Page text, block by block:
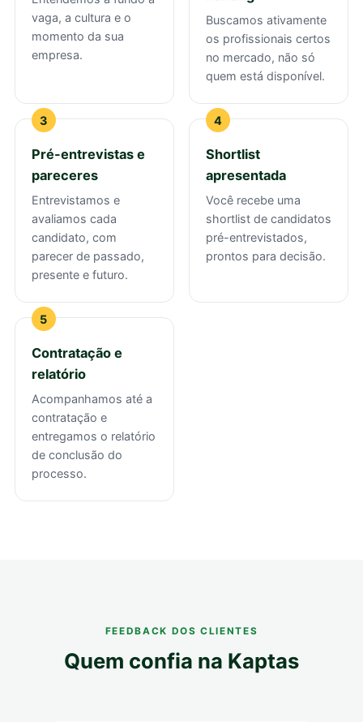
vaga, a cultura e o
momento da sua
empresa.
Buscamos ativamente
os profissionais certos
no mercado, não só
quem está disponível.
Pré-entrevistas e
pareceres
Entrevistamos e
avaliamos cada
candidato, com
parecer de passado,
presente e futuro.
Shortlist
apresentada
Você recebe uma
shortlist de candidatos
pré-entrevistados,
prontos para decisão.
Contratação e
relatório
Acompanhamos até a
contratação e
entregamos o relatório
de conclusão do
processo.
FEEDBACK DOS CLIENTES
Quem confia na Kaptas